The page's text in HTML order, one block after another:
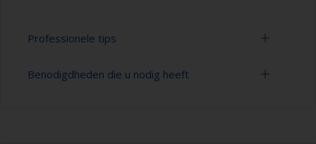
Professionele tips
Voorkom dat schuursporen zichtbaar zijn in de
Benodigdheden die u nodig heeft